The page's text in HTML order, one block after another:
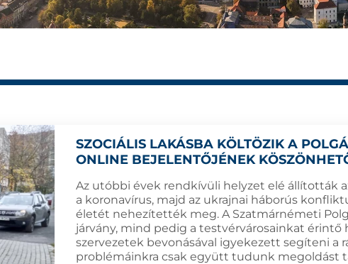
SZOCIÁLIS LAKÁSBA KÖLTÖZIK A
ONLINE BEJELENTŐJÉNEK
Az utóbbi évek rendkívüli helyzet elé állították
a koronavírus, majd az ukrajnai háborús
életét nehezítették meg. A Szatmárnémeti
járvány, mind pedig a testvérvárosainkat érintő
szervezetek bevonásával igyekezett segíteni a
problémáinkra csak együtt tudunk megoldást